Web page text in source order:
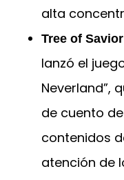
alta
Tree of
lanzó el
Neverland”,
de cuento
contenidos
atención de